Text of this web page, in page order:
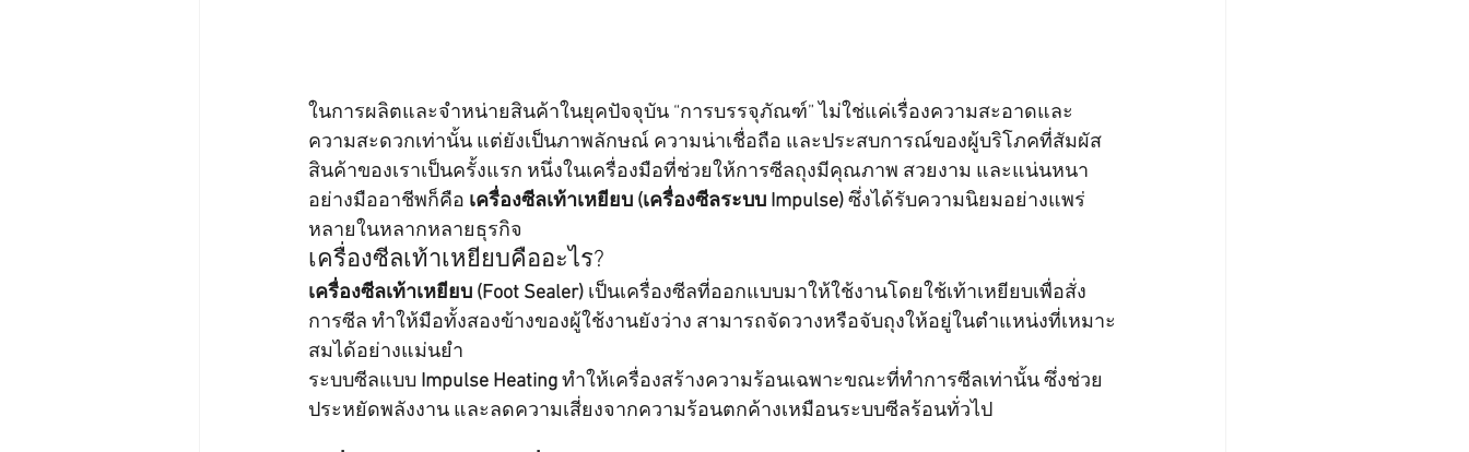
ในการผลิตและจำหน่ายสินค้าในยุคปัจจุบัน “การบรรจุภัณฑ์” ไม่ใช่แค่เรื่องความสะอาดและ
ความสะดวกเท่านั้น แต่ยังเป็นภาพลักษณ์ ความน่าเชื่อถือ และประสบการณ์ของผู้บริโภคที่สัมผัส
สินค้าของเราเป็นครั้งแรก หนึ่งในเครื่องมือที่ช่วยให้การซีลถุงมีคุณภาพ สวยงาม และแน่นหนา
อย่างมืออาชีพก็คือ เครื่องซีลเท้าเหยียบ (เครื่องซีลระบบ Impulse) ซึ่งได้รับความนิยมอย่างแพร่
หลายในหลากหลายธุรกิจ
เครื่องซีลเท้าเหยียบคืออะไร?
เครื่องซีลเท้าเหยียบ (Foot Sealer) เป็นเครื่องซีลที่ออกแบบมาให้ใช้งานโดยใช้เท้าเหยียบเพื่อสั่ง
การซีล ทำให้มือทั้งสองข้างของผู้ใช้งานยังว่าง สามารถจัดวางหรือจับถุงให้อยู่ในตำแหน่งที่เหมาะ
สมได้อย่างแม่นยำ
ระบบซีลแบบ Impulse Heating ทำให้เครื่องสร้างความร้อนเฉพาะขณะที่ทำการซีลเท่านั้น ซึ่งช่วย
ประหยัดพลังงาน และลดความเสี่ยงจากความร้อนตกค้างเหมือนระบบซีลร้อนทั่วไป